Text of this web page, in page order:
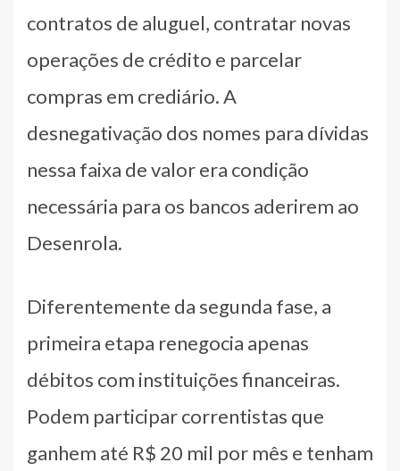
contratos de aluguel, contratar novas
operações de crédito e parcelar
compras em crediário. A
desnegativação dos nomes para dívidas
nessa faixa de valor era condição
necessária para os bancos aderirem ao
Desenrola.
Diferentemente da segunda fase, a
primeira etapa renegocia apenas
débitos com instituições financeiras.
Podem participar correntistas que
ganhem até R$ 20 mil por mês e tenham